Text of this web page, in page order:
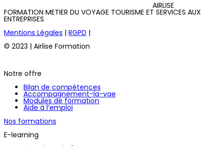
AIRLISE
FORMATION METIER DU VOYAGE TOURISME ET SERVICES AUX
ENTREPRISES
Mentions Légales | RGPD |
© 2023 | Airlise Formation
Notre offre
Bilan de compétences
Accompagnement-la-vae
Modules de formation
Aide à l’emploi
Nos formations
E-learning